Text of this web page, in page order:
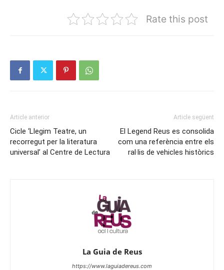
Rate this post
Article anterior
Cicle ‘Llegim Teatre, un
recorregut per la literatura
universal’ al Centre de Lectura
Article següent
El Legend Reus es consolida
com una referència entre els
ral·lis de vehicles històrics
La Guia de Reus
https://www.laguiadereus.com